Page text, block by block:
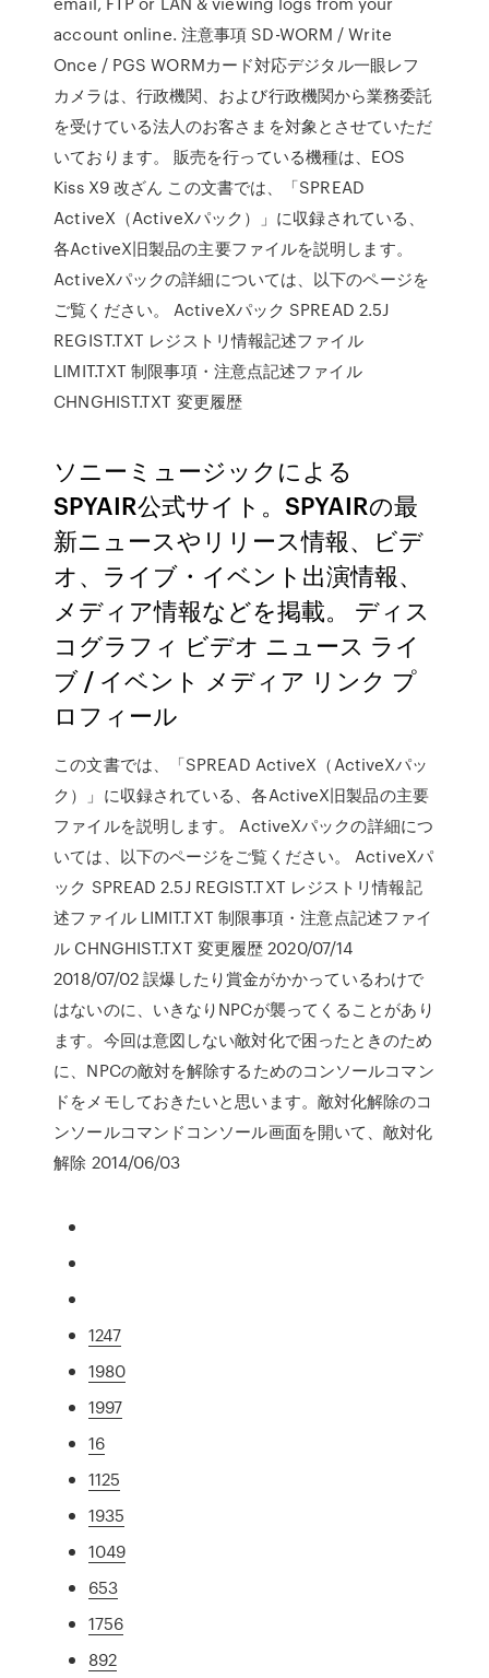
account online. 注意事項 SD-WORM / Write
Once / PGS WORMカード対応デジタル一眼レフ
カメラは、行政機関、および行政機関から業務委託
を受けている法人のお客さまを対象とさせていただ
いております。 販売を行っている機種は、EOS
Kiss X9 改ざん この文書では、「SPREAD
ActiveX（ActiveXパック）」に収録されている、
各ActiveX旧製品の主要ファイルを説明します。
ActiveXパックの詳細については、以下のページを
ご覧ください。 ActiveXパック SPREAD 2.5J
REGIST.TXT レジストリ情報記述ファイル
LIMIT.TXT 制限事項・注意点記述ファイル
CHNGHIST.TXT 変更履歴
ソニーミュージックによる
SPYAIR公式サイト。SPYAIRの最
新ニュースやリリース情報、ビデ
オ、ライブ・イベント出演情報、
メディア情報などを掲載。 ディス
コグラフィ ビデオ ニュース ライ
ブ / イベント メディア リンク プ
ロフィール
この文書では、「SPREAD ActiveX（ActiveXパッ
ク）」に収録されている、各ActiveX旧製品の主要
ファイルを説明します。 ActiveXパックの詳細につ
いては、以下のページをご覧ください。 ActiveXパ
ック SPREAD 2.5J REGIST.TXT レジストリ情報記
述ファイル LIMIT.TXT 制限事項・注意点記述ファイ
ル CHNGHIST.TXT 変更履歴 2020/07/14
2018/07/02 誤爆したり賞金がかかっているわけで
はないのに、いきなりNPCが襲ってくることがあり
ます。今回は意図しない敵対化で困ったときのため
に、NPCの敵対を解除するためのコンソールコマン
ドをメモしておきたいと思います。敵対化解除のコ
ンソールコマンドコンソール画面を開いて、敵対化
解除 2014/06/03
1247
1980
1997
16
1125
1935
1049
653
1756
892